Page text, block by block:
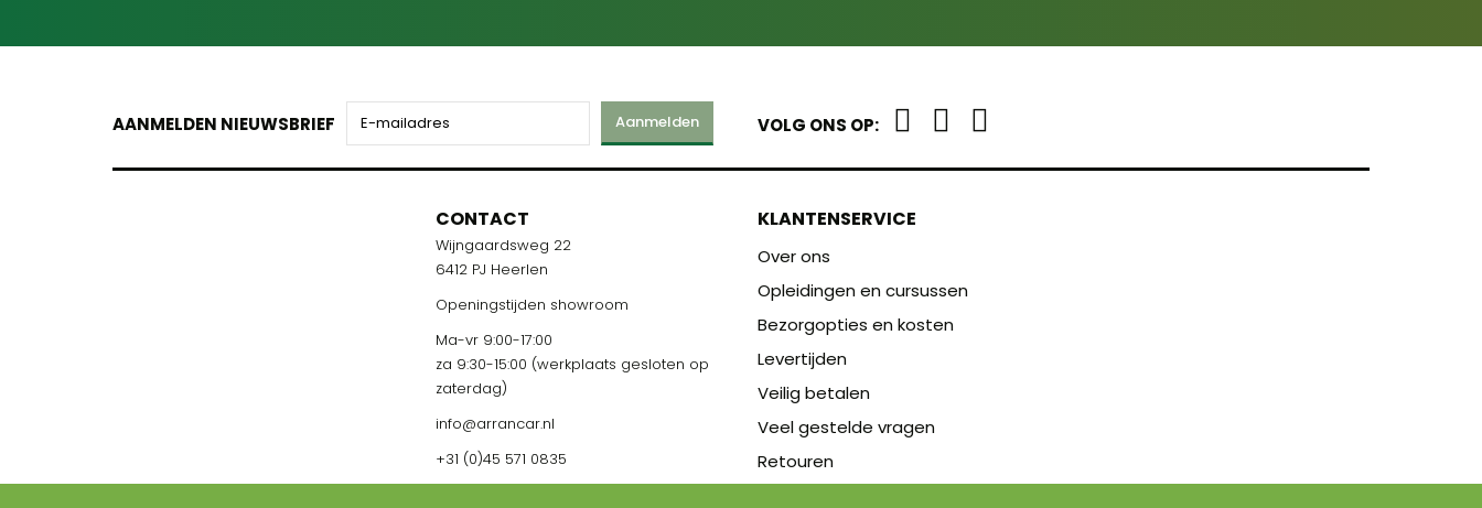
AANMELDEN NIEUWSBRIEF Aanmelden VOLG ONS OP:
CONTACT
Wijngaardsweg 22
6412 PJ Heerlen
Openingstijden showroom
Ma-vr 9:00-17:00
za 9:30-15:00 (werkplaats gesloten op
zaterdag)
info@arrancar.nl
+31 (0)45 571 0835
KLANTENSERVICE
Over ons
Opleidingen en cursussen
Bezorgopties en kosten
Levertijden
Veilig betalen
Veel gestelde vragen
Retouren